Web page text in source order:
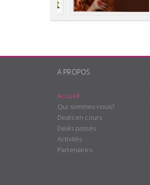
A PROPOS
Accueil
Qui sommes-nous?
Deals en cours
Deals passés
Activités
Partenaires